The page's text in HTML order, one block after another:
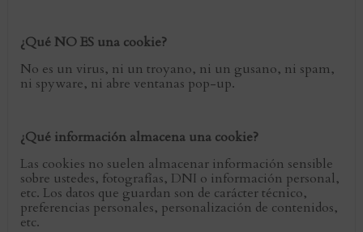
¿Qué NO ES una cookie?
No es un virus, ni un troyano, ni un gusano, ni spam,
ni spyware, ni abre ventanas pop-up.
¿Qué información almacena una cookie?
Las cookies no suelen almacenar información sensible
sobre ustedes, fotografías, DNI o información personal,
etc. Los datos que guardan son de carácter técnico,
preferencias personales, personalización de contenidos,
etc.